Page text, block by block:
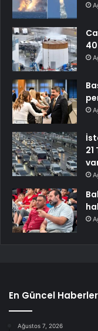
En Güncel Haberler
Ağustos 7, 2026